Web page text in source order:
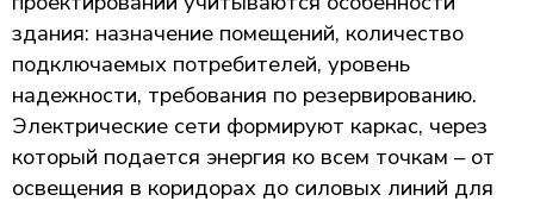
здания: назначение помещений, количество
подключаемых потребителей, уровень
надежности, требования по резервированию.
Электрические сети формируют каркас, через
который подается энергия ко всем точкам – от
освещения в коридорах до силовых линий для